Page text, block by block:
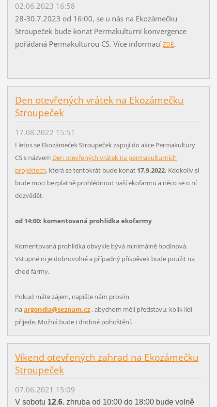
02.06.2023 16:58
28-30.7.2023 od 16:00, se u nás na Ekozámečku
Stroupeček bude konat Permakulturní konvergence
pořádaná Permakulturou CS. Více informací ZDE.
Den otevřených vrátek na Ekozámečku
Stroupeček
17.08.2022 15:51
I letos se Ekozámeček Stroupeček zapojí do akce Permakultury
CS s názvem Den otevřených vrátek na permakulturních
projektech, která se tentokrát bude konat 17.9.2022. Kdokoliv si
bude moci bezplatně prohlédnout naší ekofarmu a něco se o ní
dozvědět.
od 14:00: komentovaná prohlídka ekofarmy
Komentovaná prohlídka obvykle bývá minimálně hodinová.
Vstupné ni je dobrovolné a případný příspěvek bude použit na
chod farmy.
Pokud máte zájem, napište nám prosím
na argondia@seznam.cz, abychom měli představu, kolik lidí
přijede. Možná bude i drobné pohoštění.
Víkend otevřených zahrad na Ekozámečku
Stroupeček
07.06.2021 15:09
V sobotu 12.6.zhruba od 10:00 do 18:00 bude volně